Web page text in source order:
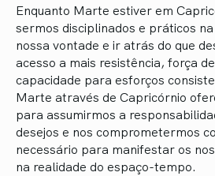
Enquanto Marte estiver em
sermos disciplinados e práticos
nossa vontade e ir atrás do que
acesso a mais resistência, força
capacidade para esforços
Marte através de Capricórnio
para assumirmos a
desejos e nos comprometermos
necessário para manifestar os
na realidade do espaço-tempo.